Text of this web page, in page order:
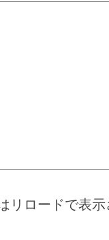
ロードで表示